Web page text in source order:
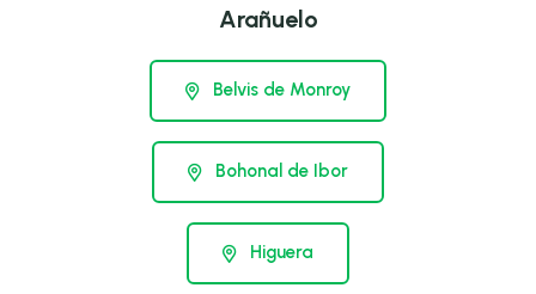
Arañuelo
Belvis de Monroy
Bohonal de Ibor
Higuera